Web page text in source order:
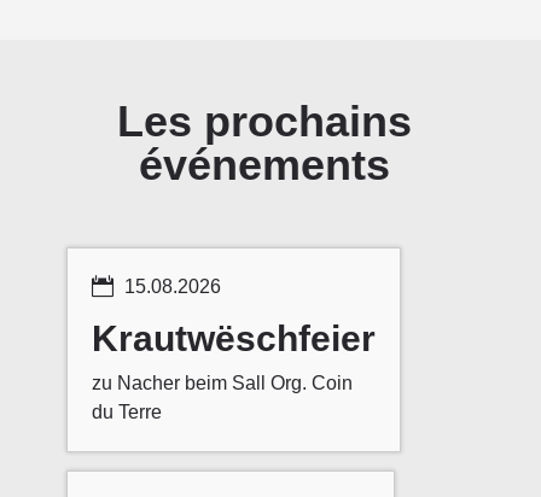
Les prochains
événements
 15.08.2026
Krautwëschfeier
zu Nacher beim Sall Org. Coin
du Terre